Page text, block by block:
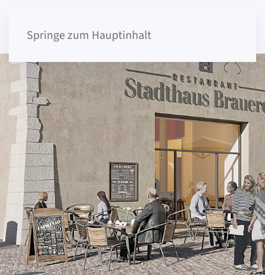
Springe zum Hauptinhalt